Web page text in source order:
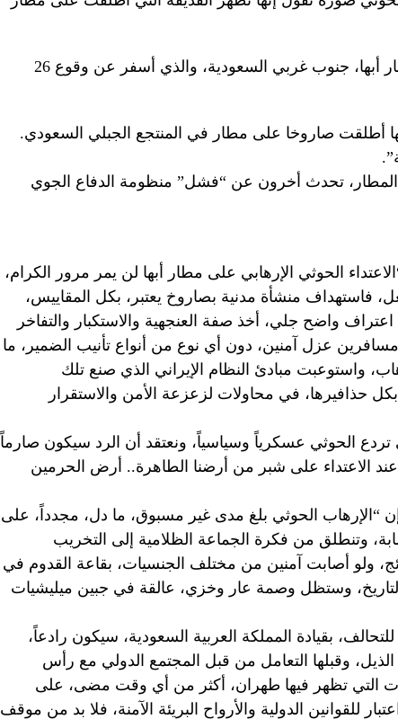
ناقشت صحف عربية حادث استهداف مطار أبها، جنوب غربي السعودية، والذي أسفر عن وقوع 26
أطلقت صاروخا على مطار في المنتجع الجبلي السعودي.
المطار، تحدث أخرون عن “فشل” منظومة الدفاع الجوي
الحوثي الإرهابي على مطار أبها لن يمر مرور الكرام،
فاستهداف منشأة مدنية بصاروخ يعتبر، بكل المقاييس،
واضح جلي، أخذ صفة العنجهية والاستكبار والتفاخر
عزل آمنين، دون أي نوع من أنواع تأنيب الضمير، ما
واستوعبت مبادئ النظام الإيراني الذي صنع تلك
بكل حذافيرها، في محاولات لزعزعة الأمن والاستقرار
تردع الحوثي عسكرياً وسياسياً، ونعتقد أن الرد سيكون صارماً
الاعتداء على شبر من أرضنا الطاهرة.. أرض الحرمين
إن “الإرهاب الحوثي بلغ مدى غير مسبوق، ما دل، مجدداً، على
وتنطلق من فكرة الجماعة الظلامية إلى التخريب
ولو أصابت آمنين من مختلف الجنسيات، بقاعة القدوم في
وستظل وصمة عار وخزي، عالقة في جبين ميليشيات
بقيادة المملكة العربية السعودية، سيكون رادعاً،
الذيل، وقبلها التعامل من قبل المجتمع الدولي مع رأس
التي تظهر فيها طهران، أكثر من أي وقت مضى، على
للقوانين الدولية والأرواح البريئة الآمنة، فلا بد من موقف